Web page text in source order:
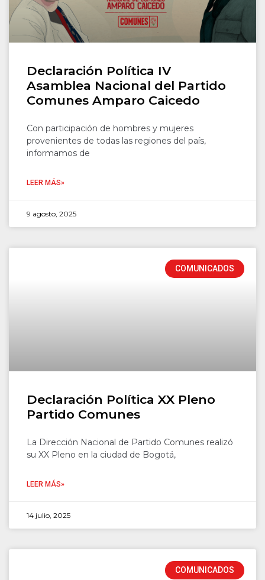
Declaración Política IV
Asamblea Nacional del Partido
Comunes Amparo Caicedo
Con participación de hombres y mujeres
provenientes de todas las regiones del país,
informamos de
LEER MÁS»
9 agosto, 2025
COMUNICADOS
Declaración Política XX Pleno
Partido Comunes
La Dirección Nacional de Partido Comunes realizó
su XX Pleno en la ciudad de Bogotá,
LEER MÁS»
14 julio, 2025
COMUNICADOS